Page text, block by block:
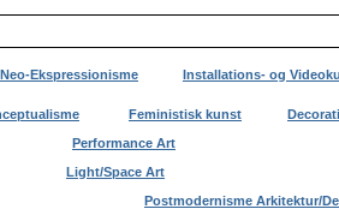
Neo-Ekspressionisme Installations- og
Feministisk kunst
Performance Art
Light/Space Art
Postmodernisme Arkitektur/